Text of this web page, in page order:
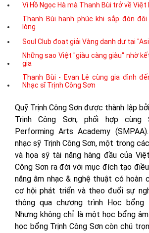
Vì Hồ Ngọc Hà mà Thanh Bùi trở về Việt
Thanh Bùi hạnh phúc khi sắp đón
lòng
Soul Club đoạt giải Vàng danh dự tại
Những sao Việt "giàu càng giàu" nhờ
gia
Thanh Bùi - Evan Lê cùng gia đình
Nhạc sĩ Trịnh Công Sơn
Quỹ Trịnh Công Sơn được thành lập
Trịnh Công Sơn, phối hợp cùng
Performing Arts Academy
nhạc sỹ Trịnh Công Sơn, một trong
và họa sỹ tài năng hàng đầu của
Công Sơn ra đời với mục đích tạo
năng âm nhạc & nghệ thuật có hoàn
cơ hội phát triển và theo đuổi sự
thông qua chương trình Học bổng
Nhưng không chỉ là một học bổng
học bổng Trịnh Công Sơn còn chú